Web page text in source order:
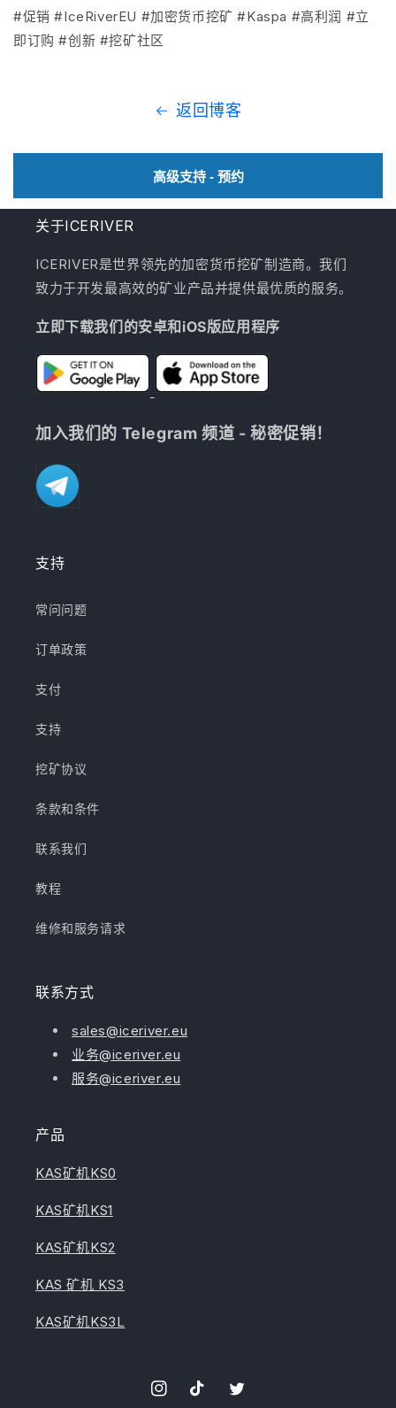
#促销 #IceRiverEU #加密货币挖矿 #Kaspa #高利润 #立
即订购 #创新 #挖矿社区
返回博客
高级支持 - 预约
关于ICERIVER
ICERIVER是世界领先的加密货币挖矿制造商。我们
致力于开发最高效的矿业产品并提供最优质的服务。
立即下载我们的安卓和iOS版应用程序
加入我们的 Telegram 频道 - 秘密促销！
支持
常问问题
订单政策
支付
支持
挖矿协议
条款和条件
联系我们
教程
维修和服务请求
联系方式
sales@iceriver.eu
业务@iceriver.eu
服务@iceriver.eu
产品
KAS矿机KS0
KAS矿机KS1
KAS矿机KS2
KAS 矿机 KS3
KAS矿机KS3L
InstagramTikTok叽